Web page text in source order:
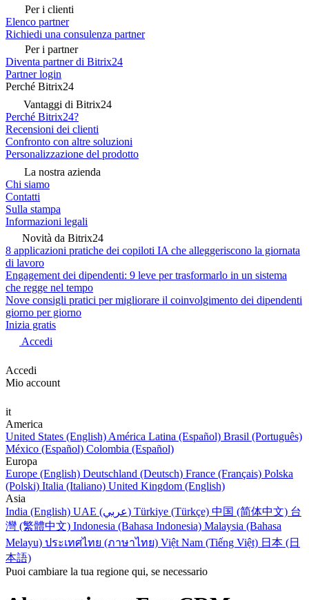
Per i clienti
Elenco partner
Richiedi una consulenza partner
Per i partner
Diventa partner di Bitrix24
Partner login
Perché Bitrix24
Vantaggi di Bitrix24
Perché Bitrix24?
Recensioni dei clienti
Confronto con altre soluzioni
Personalizzazione del prodotto
La nostra azienda
Chi siamo
Contatti
Sulla stampa
Informazioni legali
Novità da Bitrix24
8 applicazioni pratiche dei copiloti IA che alleggeriscono la giornata
di lavoro
Engagement dei dipendenti: 9 leve per trasformarlo in un sistema
che regge nel tempo
Nove consigli pratici per migliorare il coinvolgimento dei dipendenti
giorno per giorno
Inizia gratis
Accedi
Accedi
Mio account
it
America
United States (English) América Latina (Español) Brasil (Português)
México (Español) Colombia (Español)
Europa
Europe (English) Deutschland (Deutsch) France (Français) Polska
(Polski) Italia (Italiano) United Kingdom (English)
Asia
India (English)
UAE (عربي) Türkiye (Türkçe) 中国 (简体中文) 台
灣 (繁體中文) Indonesia (Bahasa Indonesia) Malaysia (Bahasa
Melayu) ประเทศไทย (ภาษาไทย) Việt Nam (Tiếng Việt) 日本 (日
本語)
Puoi cambiare la tua regione qui, se necessario